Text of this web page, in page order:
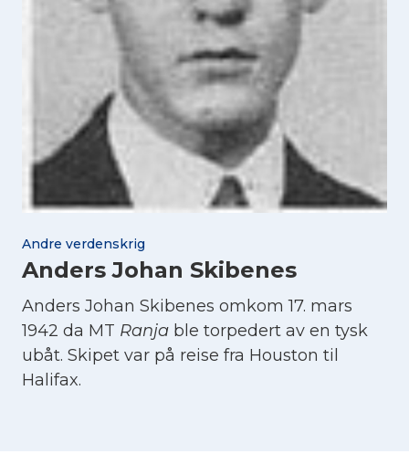
Andre verdenskrig
Anders Johan Skibenes
Anders Johan Skibenes omkom 17. mars
1942 da MT Ranja ble torpedert av en tysk
ubåt. Skipet var på reise fra Houston til
Halifax.